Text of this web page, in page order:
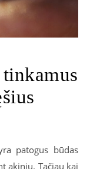
patogus būdas
akinių. Tačiau kai